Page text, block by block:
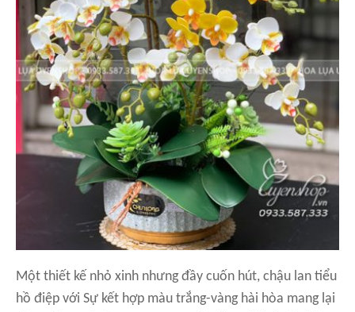
Một thiết kế nhỏ xinh nhưng đầy cuốn hút, chậu lan tiểu
hồ điệp với Sự kết hợp màu trắng-vàng hài hòa mang lại